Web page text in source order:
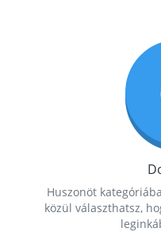
Huszonöt
közül választhatsz,